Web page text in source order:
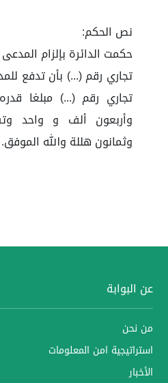
نص الحكم:
حكمت الدائرة بإلزام
تجاري رقم (...) بأن تدفع
وأربعون ألف و واحد
وثمانون هللة والله الموفق.
عن البوابة
من نحن
استراتيجية امن المعلومات
الأخبار